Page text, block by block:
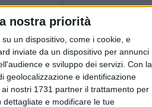
nostra priorità
un dispositivo, come i cookie, e
inviate da un dispositivo per annunci
e sviluppo dei servizi. Con la
geolocalizzazione e identificazione
nostri 1731 partner il trattamento per
e modificare le tue